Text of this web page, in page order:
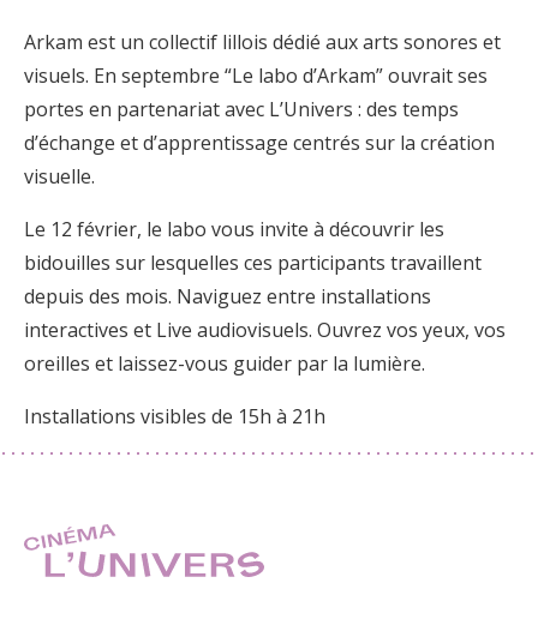
Arkam est un collectif lillois dédié aux arts sonores et
visuels. En septembre “Le labo d’Arkam” ouvrait ses
portes en partenariat avec L’Univers : des temps
d’échange et d’apprentissage centrés sur la création
visuelle.
Le 12 février, le labo vous invite à découvrir les
bidouilles sur lesquelles ces participants travaillent
depuis des mois. Naviguez entre installations
interactives et Live audiovisuels. Ouvrez vos yeux, vos
oreilles et laissez-vous guider par la lumière.
Installations visibles de 15h à 21h